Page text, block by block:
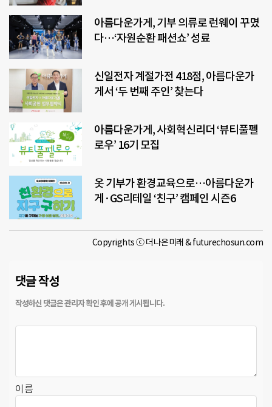
아름다운가게, 기부 의류로 런웨이 꾸몄
다…‘자원순환 패션쇼’ 성료
신일전자 계절가전 418점, 아름다운가
게서 ‘두 번째 주인’ 찾는다
아름다운가게, 사회혁신리더 ‘뷰티풀펠
로우’ 16기 모집
옷 기부가 환경교육으로…아름다운가
게·GS리테일 ‘친구’ 캠페인 시즌6
Copyrights ⓒ 더나은미래 & futurechosun.com
댓글 작성
이름